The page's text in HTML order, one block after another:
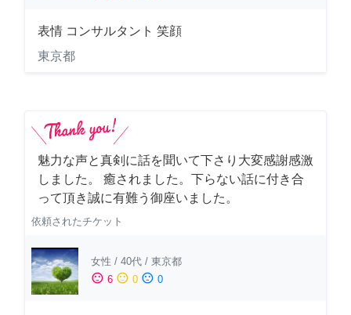
表情 コンサルタント 笑顔
東京都
魅力な声と真剣に話を聞いて下さり大変感謝感激
しました。 癒されました。下らない話に付き合
って頂き誠に有難う御座いました。
依頼されたチケット
女性 / 40代 / 東京都
sentiment_satisfied 6 sentiment_neutral 0 sentiment_dissatisfied 0